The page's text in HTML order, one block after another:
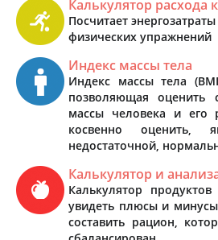
Калькулятор расхода
Посчитает
физических упражнений
Индекс массы тела
Индекс массы тела
позволяющая оценить
массы человека и его
косвенно оценить,
недостаточной,
Калькулятор и
Калькулятор
увидеть плюсы и
составить рацион,